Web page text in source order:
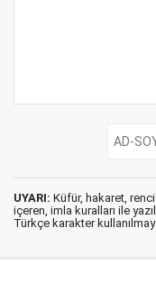
UYARI: Küfür, hakaret,
içeren, imla kuralları ile
Türkçe karakter